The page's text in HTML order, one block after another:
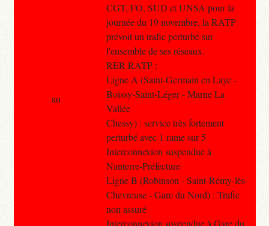
CGT, FO, SUD et UNSA pour la
journée du 19 novembre, la RATP
prévoit un trafic perturbé sur
l'ensemble de ses réseaux.
RER RATP :
Ligne A (Saint-Germain en Laye -
Boissy-Saint-Léger - Marne La
Vallée
Chessy) : service très fortement
perturbé avec 1 rame sur 5
Interconnexion suspendue à
Nanterre-Préfecture
Ligne B (Robinson - Saint-Rémy-lès-
Chevreuse - Gare du Nord) : Trafic
non assuré
Interconnexion suspendue à Gare du
au